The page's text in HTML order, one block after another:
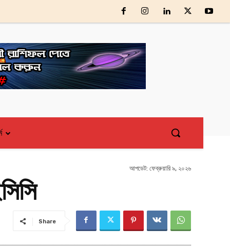
আপডেট: ফেব্রুয়ারি ৯, ২০২৬
Share